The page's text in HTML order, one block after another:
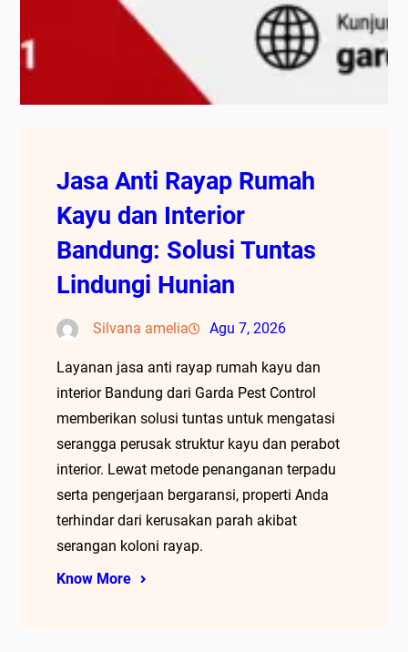
Jasa Anti Rayap Rumah
Kayu dan Interior
Bandung: Solusi Tuntas
Lindungi Hunian
Silvana amelia Agu 7, 2026
Layanan jasa anti rayap rumah kayu dan
interior Bandung dari Garda Pest Control
memberikan solusi tuntas untuk mengatasi
serangga perusak struktur kayu dan perabot
interior. Lewat metode penanganan terpadu
serta pengerjaan bergaransi, properti Anda
terhindar dari kerusakan parah akibat
serangan koloni rayap.
Know More